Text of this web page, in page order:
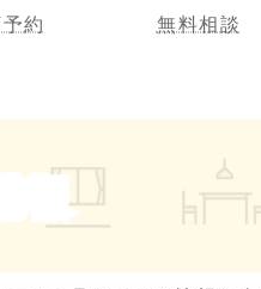
約 無料相談
報